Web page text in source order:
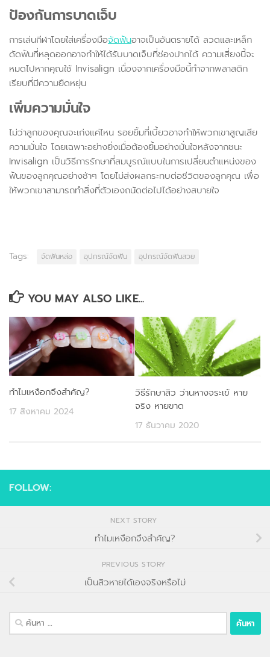
ป้องกันการบาดเจ็บ
การเล่นกีฬาโดยใส่เครื่องมือจัดฟันอาจเป็นอันตรายได้ ลวดและเหล็ก
ดัดฟันที่หลุดออกอาจทำให้ได้รับบาดเจ็บที่ช่องปากได้ ความเสี่ยงนี้จะ
หมดไปหากคุณใช้ Invisalign เนื่องจากเครื่องมือนี้ทำจากพลาสติก
เรียบที่มีความยืดหยุ่น
เพิ่มความมั่นใจ
ไม่ว่าลูกของคุณจะเก่งแค่ไหน รอยยิ้มที่เบี้ยวอาจทำให้พวกเขาสูญเสีย
ความมั่นใจ โดยเฉพาะอย่างยิ่งเมื่อต้องยิ้มอย่างมั่นใจหลังจากชนะ
Invisalign เป็นวิธีการรักษาที่สมบูรณ์แบบในการเปลี่ยนตำแหน่งของ
ฟันของลูกคุณอย่างช้าๆ โดยไม่ส่งผลกระทบต่อชีวิตของลูกคุณ เพื่อ
ให้พวกเขาสามารถทำสิ่งที่ตัวเองถนัดต่อไปได้อย่างสบายใจ
Tags: จัดฟันหล่อ อุปกรณ์จัดฟัน อุปกรณ์จัดฟันสวย
YOU MAY ALSO LIKE...
ทำไมเหงือกจึงสำคัญ?
17 สิงหาคม 2024
วิธีรักษาสิว ว่านหางจระเข้ หาย
จริง หายขาด
17 ธันวาคม 2020
FOLLOW:
NEXT STORY
ทำไมเหงือกจึงสำคัญ?
PREVIOUS STORY
เป็นสิวหายได้เองจริงหรือไม่
ค้นหา
สำหรับ: